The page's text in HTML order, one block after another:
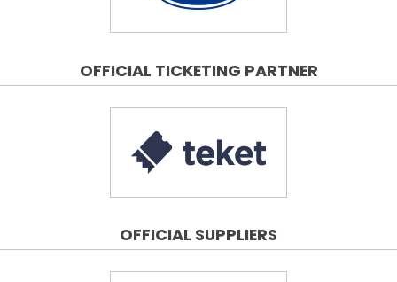
OFFICIAL TICKETING PARTNER
OFFICIAL SUPPLIERS